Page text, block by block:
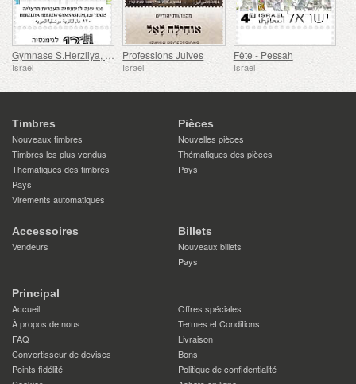
Gymnase S.Herzliya, 120 Ans
Israël
Professions Juives
Israël
Fête - Pessah
Israël
Timbres
Nouveaux timbres
Timbres les plus vendus
Thématiques des timbres
Pays
Virements automatiques
Pièces
Nouvelles pièces
Thématiques des pièces
Pays
Accessoires
Vendeurs
Billets
Nouveaux billets
Pays
Principal
Accueil
Offres spéciales
À propos de nous
Termes et Conditions
FAQ
Livraison
Convertisseur de devises
Bons
Points fidélité
Politique de confidentialité